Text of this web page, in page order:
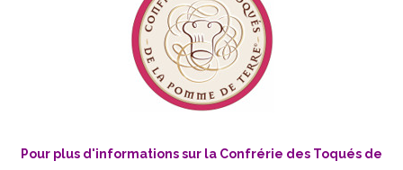
Pour plus d'informations sur la Confrérie des Toqués de